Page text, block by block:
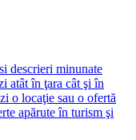
descrieri minunate
atât în ţara cât şi în
o locaţie sau o ofertă
apărute în turism şi